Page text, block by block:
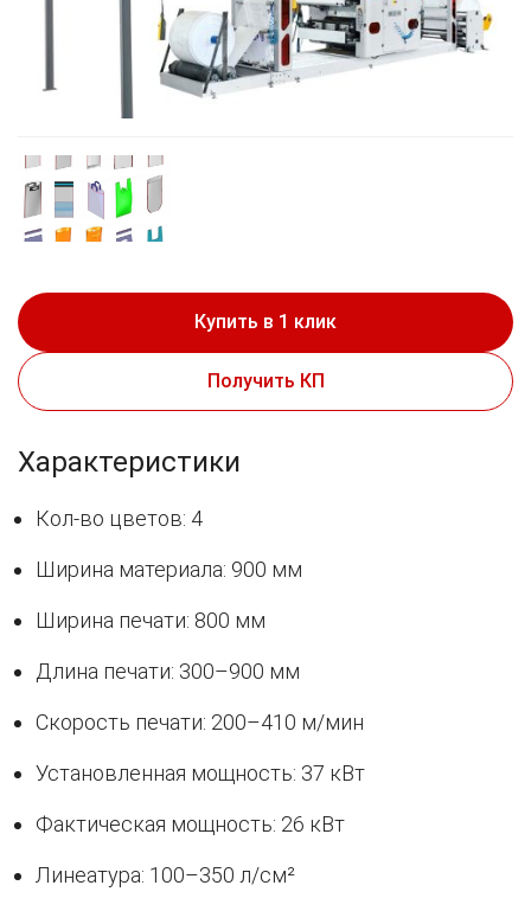
Купить в 1 клик
Получить КП
Характеристики
Кол-во цветов: 4
Ширина материала: 900 мм
Ширина печати: 800 мм
Длина печати: 300–900 мм
Скорость печати: 200–410 м/мин
Установленная мощность: 37 кВт
Фактическая мощность: 26 кВт
Линеатура: 100–350 л/см²